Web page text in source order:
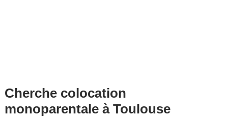
Cherche colocation
monoparentale à Toulouse